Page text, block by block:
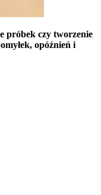
próbek czy tworzenie
opóźnień i